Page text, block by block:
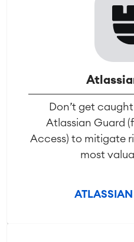
Don’t get
Atlassian Guard
Access) to mitigate
most